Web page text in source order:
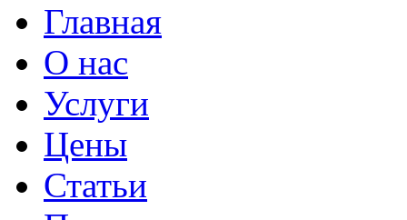
Главная
О нас
Услуги
Цены
Статьи